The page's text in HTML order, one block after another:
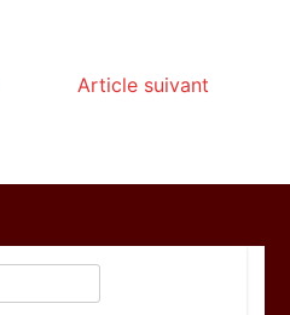
Article suivant